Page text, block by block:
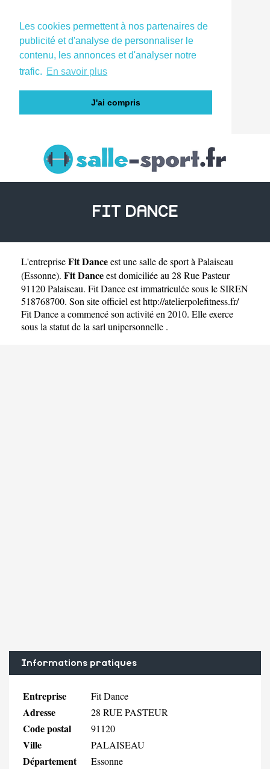
Les cookies permettent à nos partenaires de
publicité et d'analyse de personnaliser le
contenu, les annonces et d'analyser notre
trafic. En savoir plus
J'ai compris
FIT DANCE
L'entrepriseFit Danceest unesalle de sport à Palaiseau
(Essonne). Fit Danceest domiciliée au 28 Rue Pasteur
91120 Palaiseau. Fit Dance est immatriculée sous le SIREN
518768700. Son site officiel esthttp://atelierpolefitness.fr/
Fit Dance a commencé son activité en 2010. Elle exerce
sous la statut de la sarl unipersonnelle .
Informations pratiques
Entreprise Fit Dance
Adresse 28 RUE PASTEUR
Code postal 91120
Ville PALAISEAU
Département Essonne